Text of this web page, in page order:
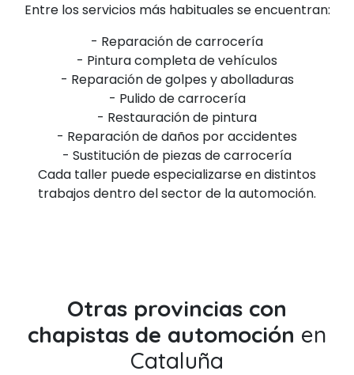
Entre los servicios más habituales se encuentran:
- Reparación de carrocería
- Pintura completa de vehículos
- Reparación de golpes y abolladuras
- Pulido de carrocería
- Restauración de pintura
- Reparación de daños por accidentes
- Sustitución de piezas de carrocería
Cada taller puede especializarse en distintos
trabajos dentro del sector de la automoción.
Otras provincias con
chapistas de automoción en
Cataluña